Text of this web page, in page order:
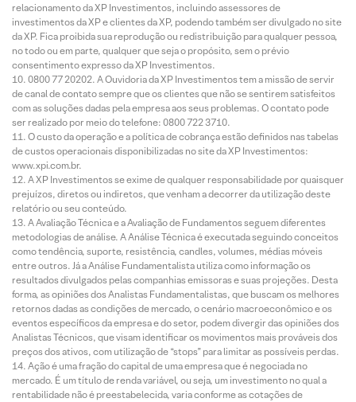
relacionamento da XP Investimentos, incluindo assessores de
investimentos da XP e clientes da XP, podendo também ser divulgado no site
da XP. Fica proibida sua reprodução ou redistribuição para qualquer pessoa,
no todo ou em parte, qualquer que seja o propósito, sem o prévio
consentimento expresso da XP Investimentos.
0800 77 20202. A Ouvidoria da XP Investimentos tem a missão de servir
de canal de contato sempre que os clientes que não se sentirem satisfeitos
com as soluções dadas pela empresa aos seus problemas. O contato pode
ser realizado por meio do telefone: 0800 722 3710.
O custo da operação e a política de cobrança estão definidos nas tabelas
de custos operacionais disponibilizadas no site da XP Investimentos:
www.xpi.com.br.
A XP Investimentos se exime de qualquer responsabilidade por quaisquer
prejuízos, diretos ou indiretos, que venham a decorrer da utilização deste
relatório ou seu conteúdo.
A Avaliação Técnica e a Avaliação de Fundamentos seguem diferentes
metodologias de análise. A Análise Técnica é executada seguindo conceitos
como tendência, suporte, resistência, candles, volumes, médias móveis
entre outros. Já a Análise Fundamentalista utiliza como informação os
resultados divulgados pelas companhias emissoras e suas projeções. Desta
forma, as opiniões dos Analistas Fundamentalistas, que buscam os melhores
retornos dadas as condições de mercado, o cenário macroeconômico e os
eventos específicos da empresa e do setor, podem divergir das opiniões dos
Analistas Técnicos, que visam identificar os movimentos mais prováveis dos
preços dos ativos, com utilização de “stops” para limitar as possíveis perdas.
Ação é uma fração do capital de uma empresa que é negociada no
mercado. É um título de renda variável, ou seja, um investimento no qual a
rentabilidade não é preestabelecida, varia conforme as cotações de